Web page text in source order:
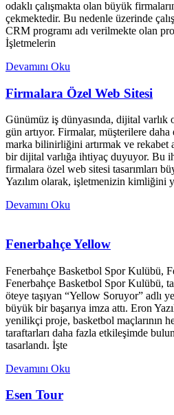
odaklı çalışmakta olan büyük
çekmektedir. Bu nedenle üzerinde
CRM programı adı verilmekte olan
İşletmelerin
Devamını Oku
Firmalara Özel Web Sitesi
Günümüz iş dünyasında, dijital varlık
gün artıyor. Firmalar, müşterilere
marka bilinirliğini artırmak ve rekabet
bir dijital varlığa ihtiyaç duyuyor. Bu
firmalara özel web sitesi tasarımları
Yazılım olarak, işletmenizin kimliğini
Devamını Oku
Fenerbahçe Yellow
Fenerbahçe Basketbol Spor Kulübü,
Fenerbahçe Basketbol Spor Kulübü,
öteye taşıyan “Yellow Soruyor” adlı
büyük bir başarıya imza attı. Eron
yenilikçi proje, basketbol maçlarının
taraftarları daha fazla etkileşimde
tasarlandı. İşte
Devamını Oku
Esen Tour